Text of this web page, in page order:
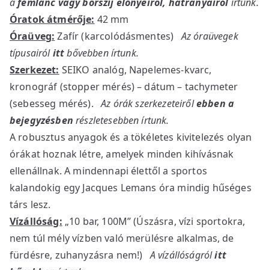
afémlánc vagy bőrszíj előnyeiről, hátrányairól írtunk.
Óratok átmérője: 42 mm
Óraüveg: Zafír (karcolódásmentes)Az óraüvegek
típusairólittbővebben írtunk.
Szerkezet: SEIKO analóg, Napelemes-kvarc,
kronográf (stopper mérés) – dátum – tachymeter
(sebesseg mérés).Az órák szerkezeteirőlebben a
bejegyzésben részletesebben írtunk.
A robusztus anyagok és a tökéletes kivitelezés olyan
órákat hoznak létre, amelyek minden kihívásnak
ellenállnak. A mindennapi élettől a sportos
kalandokig egy Jacques Lemans óra mindig hűséges
társ lesz.
Vízállóság: „10 bar, 100M” (Úszásra, vízi sportokra,
nem túl mély vízben való merülésre alkalmas, de
fürdésre, zuhanyzásra nem!)A vízállóságrólitt